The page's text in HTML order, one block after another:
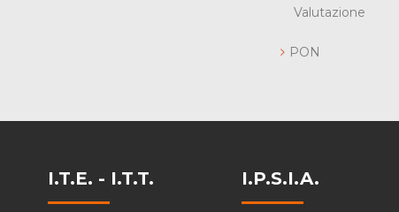
Valutazione
PON
I.T.E. - I.T.T. I.P.S.I.A.